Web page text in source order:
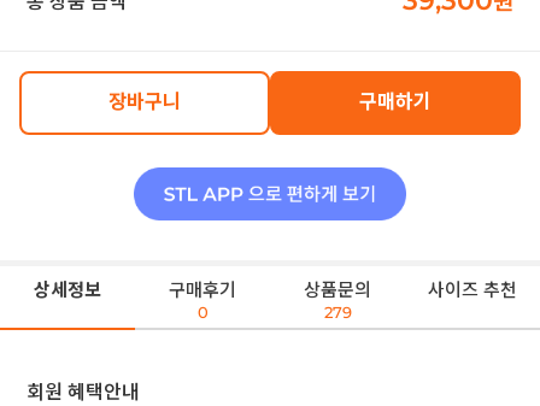
장바구니 구매하기
상세정보 구매후기
0
상품문의
279
사이즈 추천
회원 혜택안내